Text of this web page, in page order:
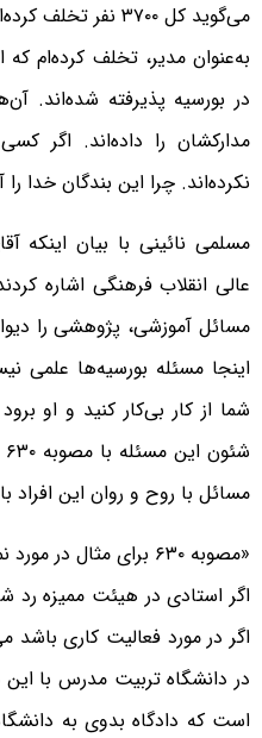
می‌گوید کل ۳۷۰۰
به‌عنوان مدیر، تخلف کرده‌ام که
در بورسیه پذیرفته شده‌اند.
مدارکشان را داده‌اند. اگر
نکرده‌اند. چرا این بندگان خدا
عالی انقلاب فرهنگی اشاره
مسائل آموزشی، پژوهشی را
اینجا مسئله بورسیه‌ها علمی
شما از کار بی‌کار کنید و او
مسائل با روح و روان این افراد
«مصوبه ۶۳۰ برای مثال
اگر استادی در هیئت ممیزه رد
اگر در مورد فعالیت کاری
در دانشگاه تربیت مدرس با
است که دادگاه بدوی به